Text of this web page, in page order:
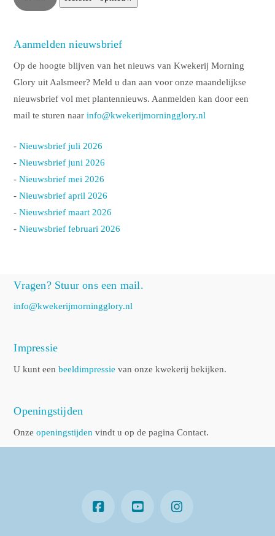
Aanmelden nieuwsbrief
Op de hoogte blijven van het nieuws van Kwekerij Morning
Glory uit Aalsmeer? Meld u dan aan voor onze maandelijkse
nieuwsbrief vol met plantennieuws. Aanmelden kan door een
mail te sturen naarinfo@kwekerijmorningglory.nl
-Nieuwsbrief juli 2026
-Nieuwsbrief juni 2026
-Nieuwsbrief mei 2026
-Nieuwsbrief april 2026
-Nieuwsbrief maart 2026
-Nieuwsbrief februari 2026
Vragen? Stuur ons een mail.
info@kwekerijmorningglory.nl
Impressie
U kunt eenbeeldimpressie van onze kwekerij bekijken.
Openingstijden
Onzeopeningstijden vindt u op de pagina Contact.